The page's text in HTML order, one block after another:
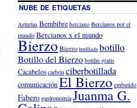
NUBE DE ETIQUETAS
Asturias Bembibre berciano Bercianos por el
mundoBercianos x el mundo
BierzoBierzo botillada botillo
Botillo del Bierzo botillo gratis
Cacabeloscarbón ciberbotillada
comunicaciónEl Bierzo embutido
Fabero gastronomíaJuanma G.